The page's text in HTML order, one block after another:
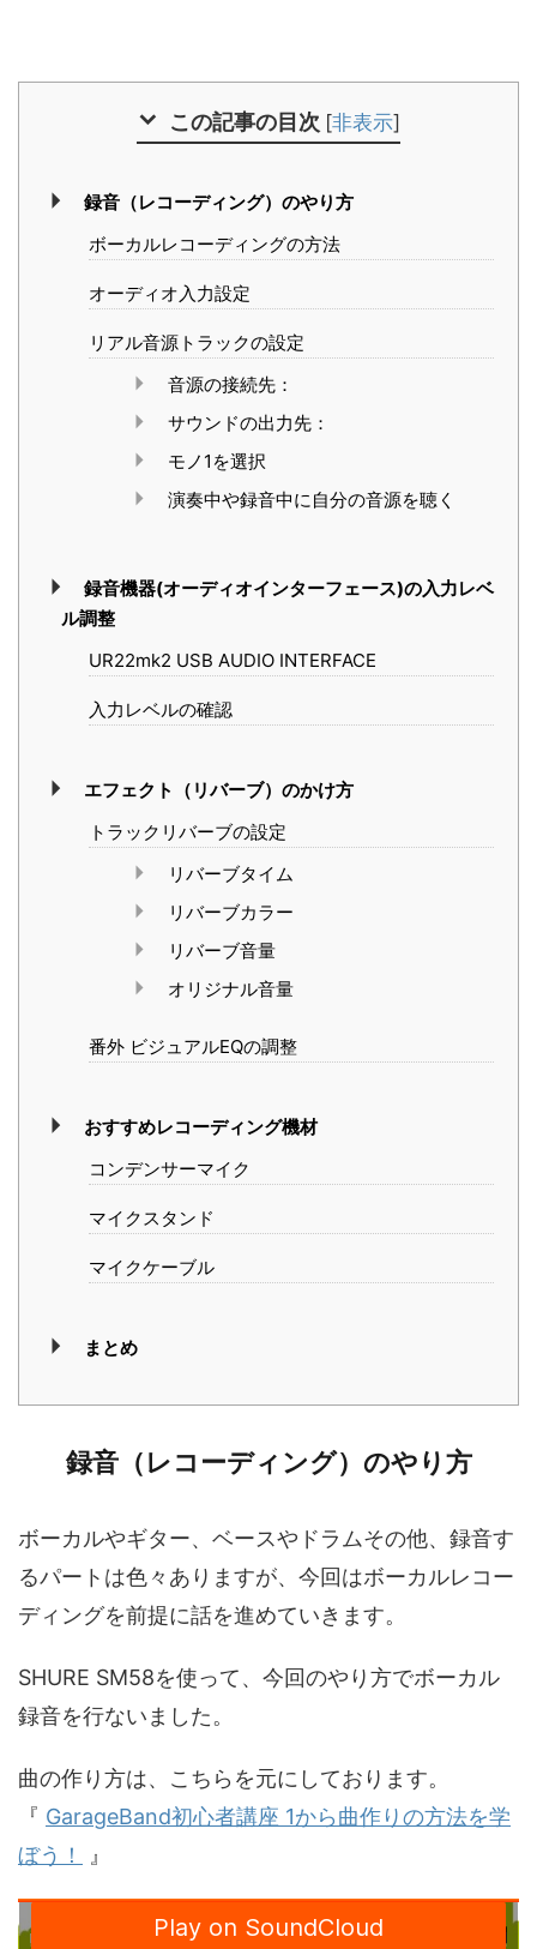
この記事の目次 [非表示]
録音（レコーディング）のやり方
ボーカルレコーディングの方法
オーディオ入力設定
リアル音源トラックの設定
音源の接続先：
サウンドの出力先：
モノ1を選択
演奏中や録音中に自分の音源を聴く
録音機器(オーディオインターフェース)の入力レベ
ル調整
UR22mk2 USB AUDIO INTERFACE
入力レベルの確認
エフェクト（リバーブ）のかけ方
トラックリバーブの設定
リバーブタイム
リバーブカラー
リバーブ音量
オリジナル音量
番外 ビジュアルEQの調整
おすすめレコーディング機材
コンデンサーマイク
マイクスタンド
マイクケーブル
まとめ
録音（レコーディング）のやり方
ボーカルやギター、ベースやドラムその他、録音す
るパートは色々ありますが、今回はボーカルレコー
ディングを前提に話を進めていきます。
SHURE SM58を使って、今回のやり方でボーカル
録音を行ないました。
曲の作り方は、こちらを元にしております。
『 GarageBand初心者講座 1から曲作りの方法を学
ぼう！
』